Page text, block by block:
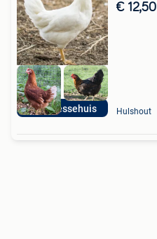
Het Bressehuis
€ 12,50
Hulshout